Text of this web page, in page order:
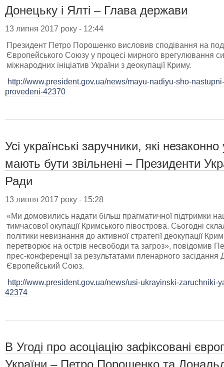
Донецьку і Ялті – Глава держави
13 липня 2017 року - 12:44
Президент Петро Порошенко висловив сподівання на
Європейського Союзу у процесі мирного врегулювання
міжнародних ініціатив України з деокупації Криму.
http://www.president.gov.ua/news/mayu-nadiyu-sho-
provedeni-42370
Усі українські заручники, які
мають бути звільнені – Президенти
Ради
13 липня 2017 року - 15:28
«Ми домовились надати більш прагматичної підтримки
тимчасової окупації Кримського півострова. Сьогодні
політики невизнання до активної стратегії деокупації
перетворює на острів несвободи та загроз», повідомив
прес-конференції за результатами пленарного засідання
Європейський Союз.
http://www.president.gov.ua/news/usi-ukrayinski-zaruchniki-
42374
В Угоді про асоціацію зафіксовані
України – Петро Порошенко та